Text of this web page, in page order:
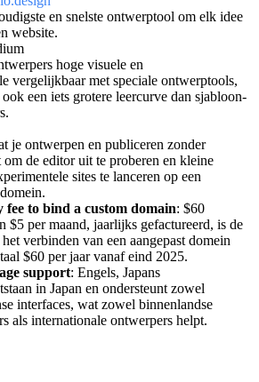
en snelste ontwerptool om elk idee
website.
hoge visuele en
vergelijkbaar met speciale ontwerptools,
een iets grotere leercurve dan sjabloon-
je ontwerpen en publiceren zonder
de editor uit te proberen en kleine
sites te lanceren op een
to bind a custom domain: $60
$5 per maand, jaarlijks gefactureerd, is de
verbinden van een aangepast domein
$60 per jaar vanaf eind 2025.
support: Engels, Japans
in Japan en ondersteunt zowel
interfaces, wat zowel binnenlandse
als internationale ontwerpers helpt.